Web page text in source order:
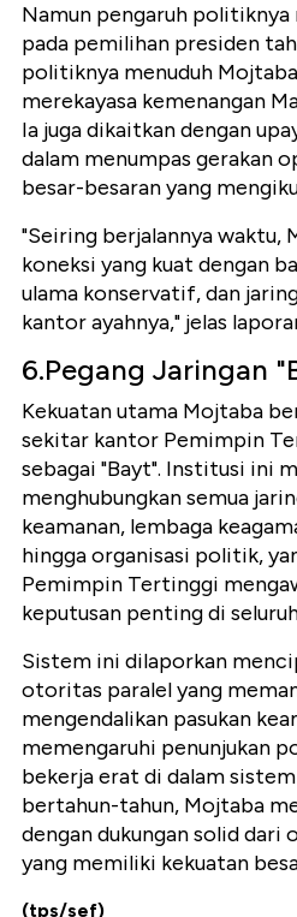
Namun pengaruh
pada pemilihan presiden
politiknya menuduh
merekayasa kemenangan
Ia juga dikaitkan dengan
dalam menumpas gerakan
besar-besaran yang
"Seiring berjalannya waktu,
koneksi yang kuat dengan
ulama konservatif, dan
kantor ayahnya," jelas
6.Pegang Jaringan
Kekuatan utama Mojtaba
sekitar kantor Pemimpin
sebagai "Bayt". Institusi ini
menghubungkan semua
keamanan, lembaga
hingga organisasi politik,
Pemimpin Tertinggi
keputusan penting di
Sistem ini dilaporkan
otoritas paralel yang
mengendalikan pasukan
memengaruhi penunjukan
bekerja erat di dalam
bertahun-tahun, Mojtaba
dengan dukungan solid dari
yang memiliki kekuatan
(tps/sef)